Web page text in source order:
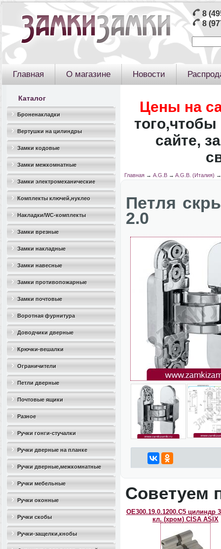
8
8
Главная О магазине Новости
Каталог
Броненакладки
Вертушки на цилиндры
Замки кодовые
Замки межкомнатные
Замки электромеханические
Комплекты ключей,нуклео
Накладки/WC-комплекты
Замки врезные
Замки накладные
Замки навесные
Замки противопожарные
Замки почтовые
Воротная фурнитура
Доводчики дверные
Крючки-вешалки
Ограничители
дверные(стопоры)
Петли дверные
Почтовые ящики
Разное
Ручки гонги-стучалки
Ручки дверные на планке
Ручки дверные,межкомнатные
Ручки мебельные
Ручки оконные
Ручки скобы
Ручки-защелки,кнобы
Цены на
того,чтобы
сайте,
Главная→ A.G.B→ A.G.B. (Италия)
Петля
2.0
Советуем
OЕ300.19.0.1200.C5 цилиндр
кл. (хром) CISA ASIX